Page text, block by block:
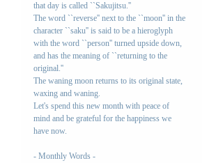
that day is called ``Sakujitsu.''
The word ``reverse'' next to the ``moon'' in the
character ``saku'' is said to be a hieroglyph
with the word ``person'' turned upside down,
and has the meaning of ``returning to the
original.''
The waning moon returns to its original state,
waxing and waning.
Let's spend this new month with peace of
mind and be grateful for the happiness we
have now.
- Monthly Words -